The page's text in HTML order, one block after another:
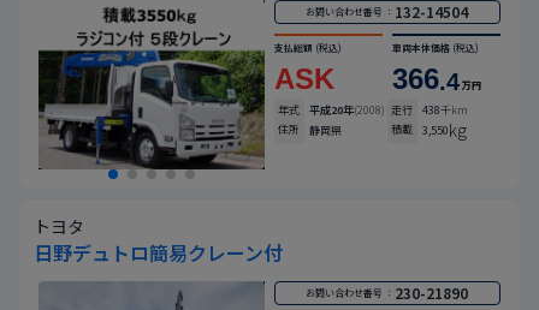
お問い合わせ番号 ： 132-14504
支払総額 (税込)
ASK
車両本体価格 (税込)
366.4万円
年式 平成20年(2008) 走行 438千km
積載
3,550kg
住所 静岡県
トヨタ
日野デュトロ簡易クレーン付
お問い合わせ番号 ： 230-21890